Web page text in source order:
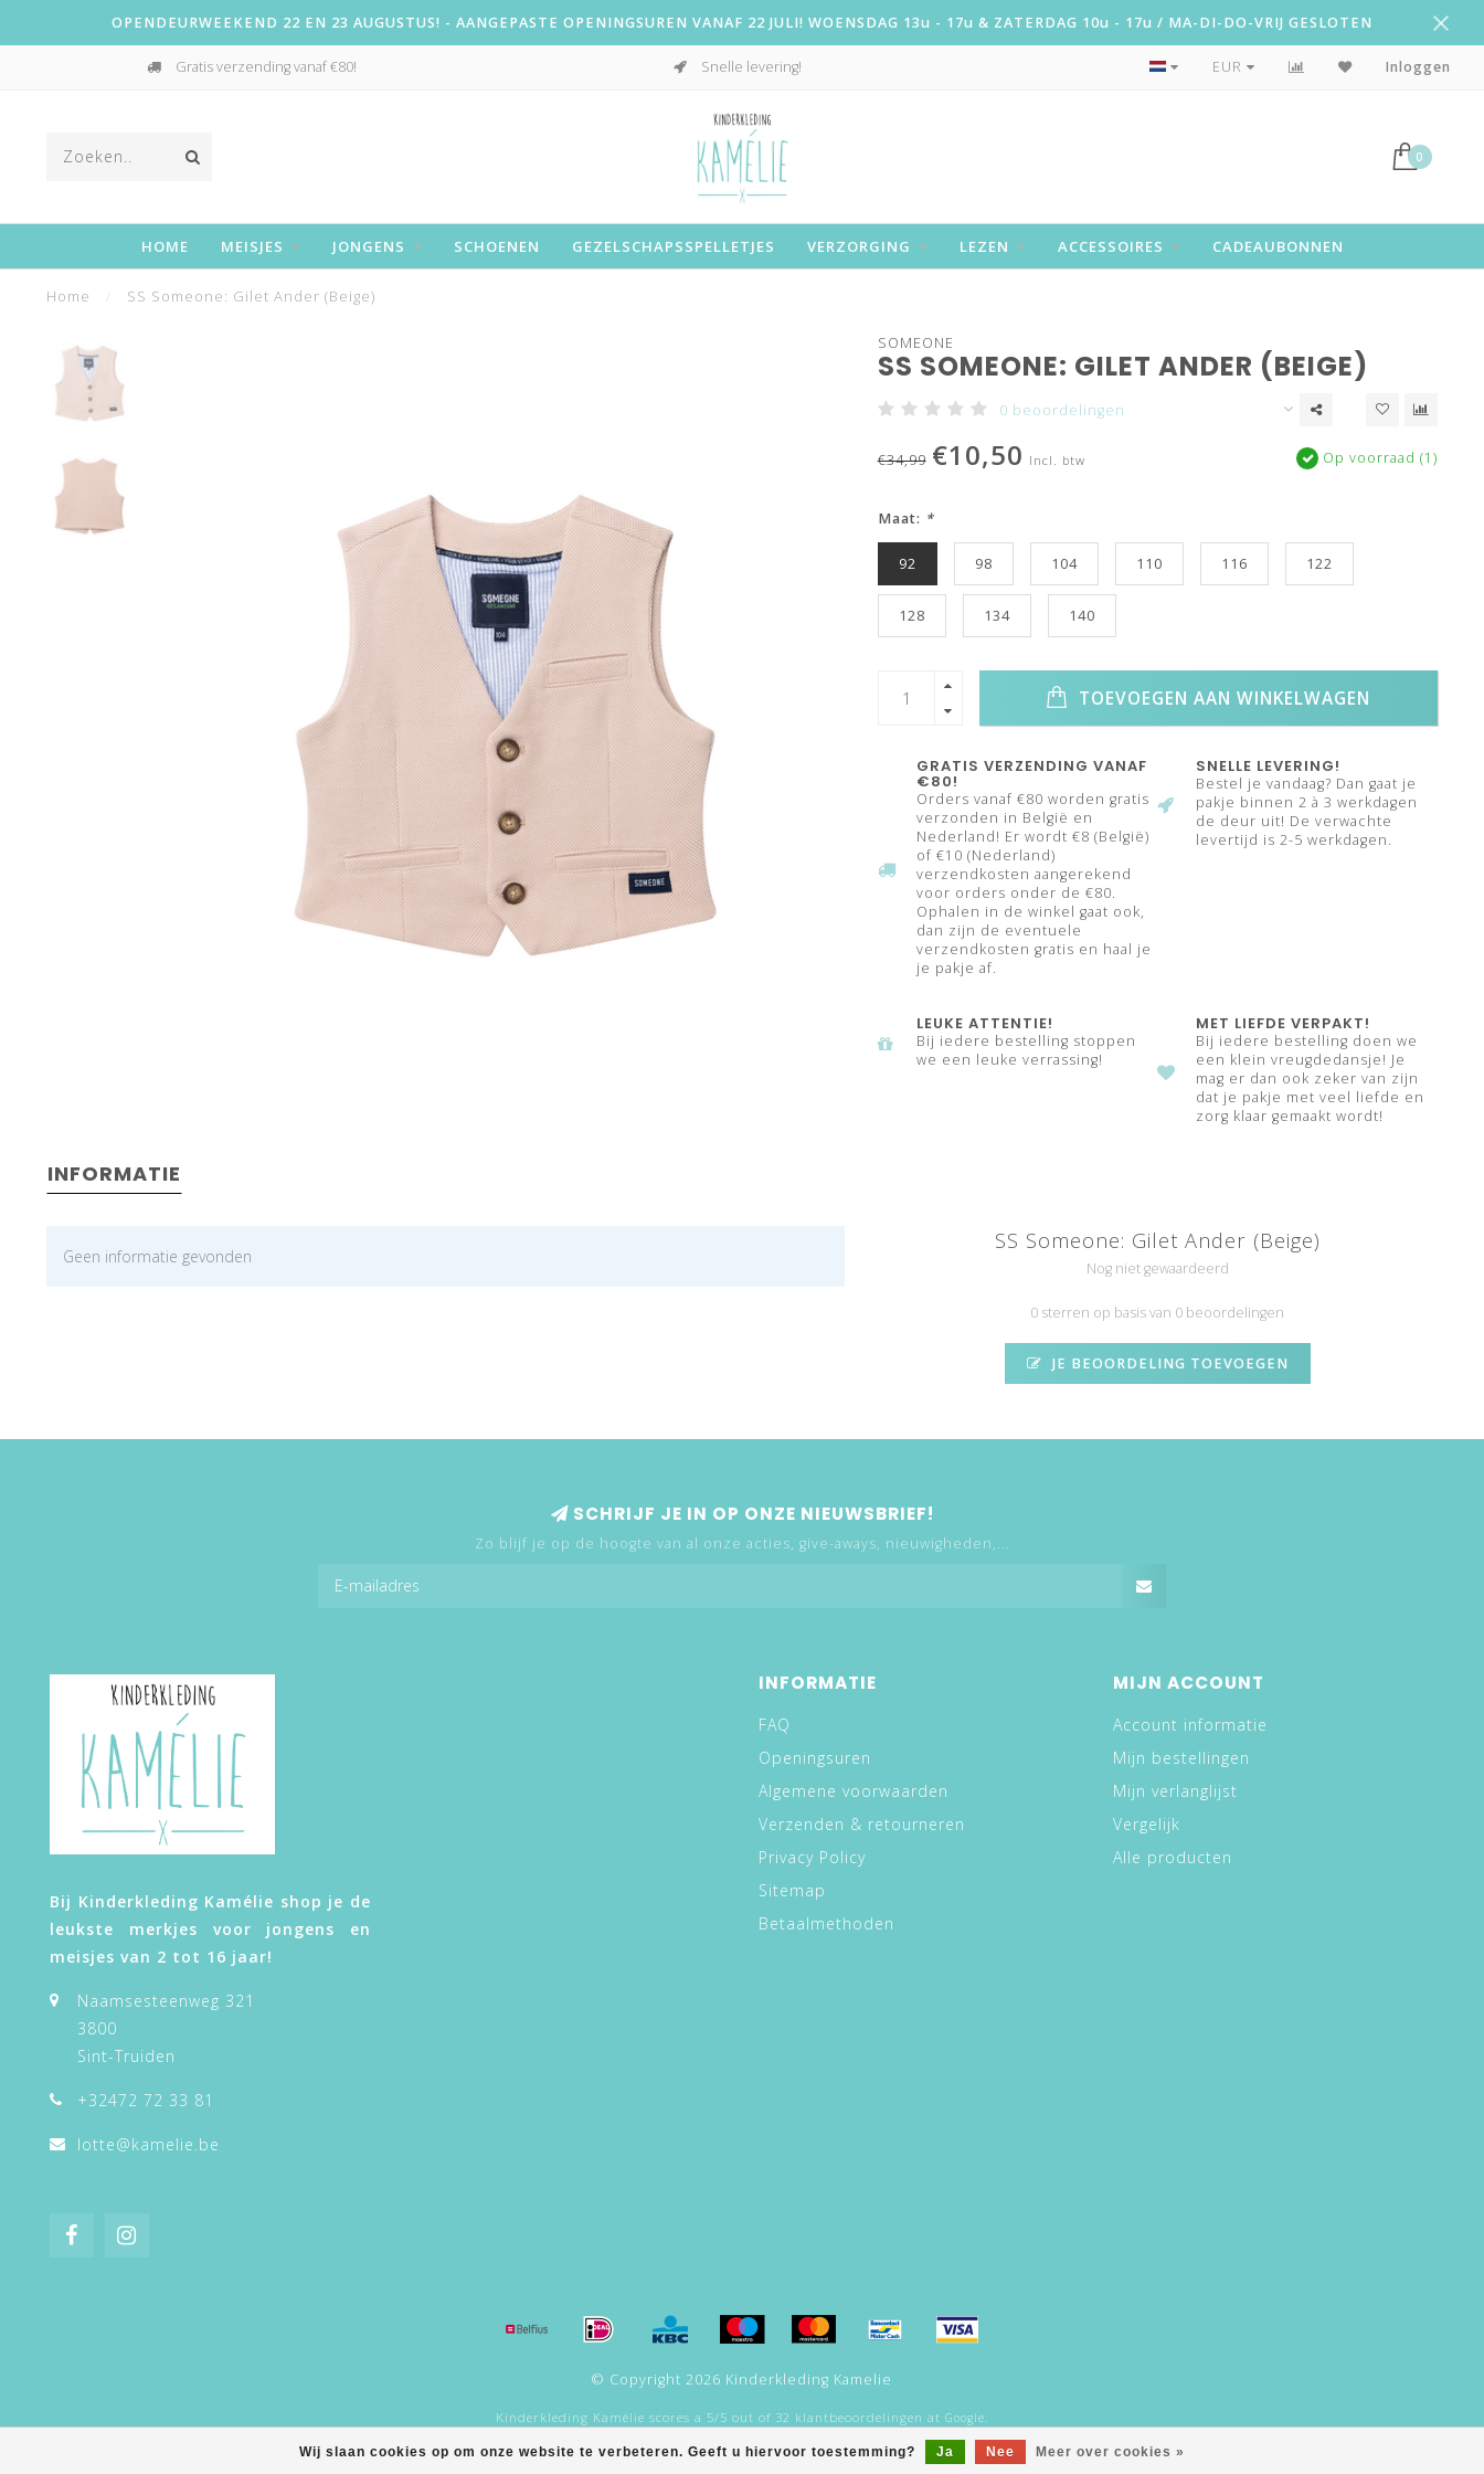
OPENDEURWEEKEND 22 EN 23 AUGUSTUS! - AANGEPASTE OPENINGSUREN VANAF 22 JULI! WOENSDAG 13u - 17u & ZATERDAG 10u - 17u / MA-DI-DO-VRIJ GESLOTEN
Gratis verzending vanaf €80! Snelle levering! Leuke attentie!
EUR Inloggen
0
HOME MEISJES JONGENS SCHOENEN GEZELSCHAPSSPELLETJES VERZORGING LEZEN ACCESSOIRES CADEAUBONNEN
Home SS Someone: Gilet Ander (Beige)
SOMEONE
SS SOMEONE: GILET ANDER (BEIGE)
0 beoordelingen
€34,99 €10,50 Incl. btw Op voorraad (1)
Maat: *
92 98 104 110 116 122
128 134 140
TOEVOEGEN AAN WINKELWAGEN
GRATIS VERZENDING VANAF
€80!
Orders vanaf €80 worden gratis
verzonden in België en
Nederland! Er wordt €8 (België)
of €10 (Nederland)
verzendkosten aangerekend
voor orders onder de €80.
Ophalen in de winkel gaat ook,
dan zijn de eventuele
verzendkosten gratis en haal je
je pakje af.
SNELLE LEVERING!
Bestel je vandaag? Dan gaat je
pakje binnen 2 à 3 werkdagen
de deur uit! De verwachte
levertijd is 2-5 werkdagen.
LEUKE ATTENTIE!
Bij iedere bestelling stoppen
we een leuke verrassing!
MET LIEFDE VERPAKT!
Bij iedere bestelling doen we
een klein vreugdedansje! Je
mag er dan ook zeker van zijn
dat je pakje met veel liefde en
zorg klaar gemaakt wordt!
INFORMATIE
Geen informatie gevonden
SS Someone: Gilet Ander (Beige)
Nog niet gewaardeerd
0 sterren op basis van 0 beoordelingen
JE BEOORDELING TOEVOEGEN
Wij slaan cookies op om onze website te verbeteren. Geeft u hiervoor toestemming? Ja Nee Meer over cookies »
SCHRIJF JE IN OP ONZE NIEUWSBRIEF!
Zo blijf je op de hoogte van al onze acties, give-aways, nieuwigheden,...
Bij Kinderkleding Kamélie shop je de
leukste merkjes voor jongens en
meisjes van 2 tot 16 jaar!
Naamsesteenweg 321
3800
Sint-Truiden
+32472 72 33 81
lotte@kamelie.be
INFORMATIE
FAQ
Openingsuren
Algemene voorwaarden
Verzenden & retourneren
Privacy Policy
Sitemap
Betaalmethoden
MIJN ACCOUNT
Account informatie
Mijn bestellingen
Mijn verlanglijst
Vergelijk
Alle producten
© Copyright 2026 Kinderkleding Kamelie
Kinderkleding Kamélie scores a 5/5 out of 32 klantbeoordelingen at Google.